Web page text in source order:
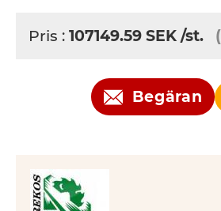
Pris : 107149.59 SEK /st.
Begäran